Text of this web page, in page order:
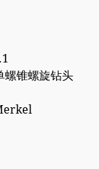
螺锥螺旋钻头